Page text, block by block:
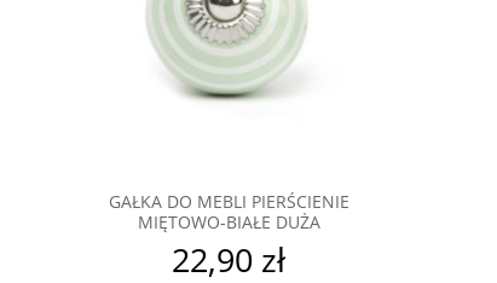
GAŁKA DO MEBLI PIERŚCIENIE
MIĘTOWO-BIAŁE DUŻA
22,90 zł